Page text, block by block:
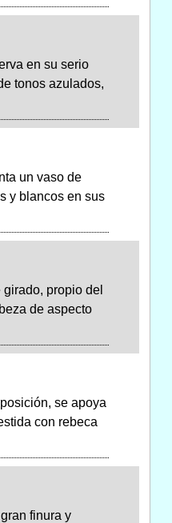
en su serio
tonos azulados,
un vaso de
y blancos en sus
propio del
de aspecto
se apoya
con rebeca
finura y